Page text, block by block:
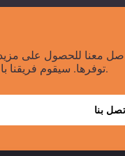
معنا للحصول على
توفرها. سيقوم فريقنا بالرد عليك خلال 24 ساعة.
اتصل بنا